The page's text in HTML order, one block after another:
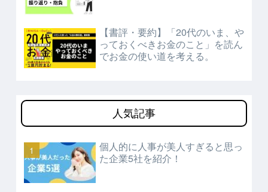
【書評・要約】「20代のいま、や
っておくべきお金のこと」を読ん
でお金の使い道を考える。
人気記事
個人的に人事が美人すぎると思っ
た企業5社を紹介！